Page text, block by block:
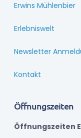
Erwins Mühlenbier
Erlebniswelt
Newsletter
Kontakt
Öffnungszeiten
Öffnungszeiten